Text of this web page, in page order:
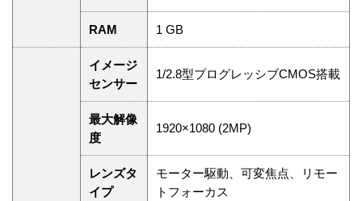
RAM 1 GB
イメージ
センサー
1/2.8型プログレッシブCMOS搭載
最大解像
度
1920×1080 (2MP)
レンズタ
イプ
モーター駆動、可変焦点、リモー
トフォーカス